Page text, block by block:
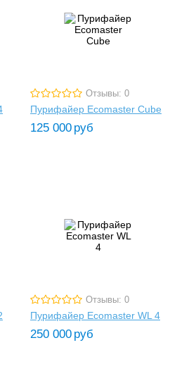
Отзывы: 0
Пурифайер Ecomaster Cube
125 000 руб
Отзывы: 0
Пурифайер Ecomaster WL 4
250 000 руб